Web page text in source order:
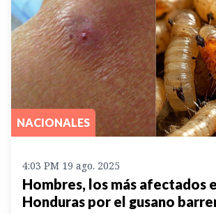
NACIONALES
4:03 PM 19 ago. 2025
Hombres, los más afectados
Honduras por el gusano